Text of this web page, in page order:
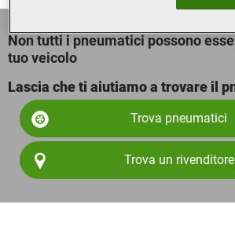
Non tutti i pneumatici possono
tuo veicolo
Lascia che ti aiutiamo a trovare il
Trova pneumatici
Trova un rivenditore